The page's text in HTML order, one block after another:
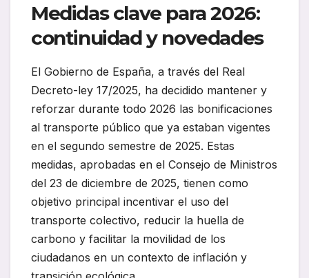
Medidas clave para 2026:
continuidad y novedades
El Gobierno de España, a través del Real
Decreto-ley 17/2025, ha decidido mantener y
reforzar durante todo 2026 las bonificaciones
al transporte público que ya estaban vigentes
en el segundo semestre de 2025. Estas
medidas, aprobadas en el Consejo de Ministros
del 23 de diciembre de 2025, tienen como
objetivo principal incentivar el uso del
transporte colectivo, reducir la huella de
carbono y facilitar la movilidad de los
ciudadanos en un contexto de inflación y